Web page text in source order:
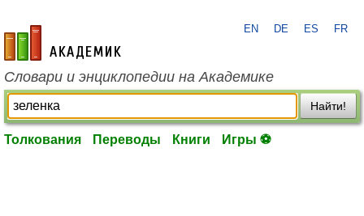
academic.ru
EN DE ES FR
Словари и энциклопедии на Академике
Найти!
Толкования Переводы Книги Игры ⚽